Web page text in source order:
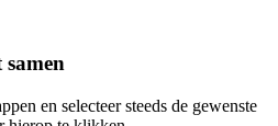
en selecteer steeds de gewenste